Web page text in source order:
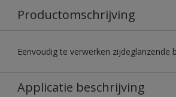
Productomschrijving
Eenvoudig te verwerken zijdeglanzende
Applicatie beschrijving